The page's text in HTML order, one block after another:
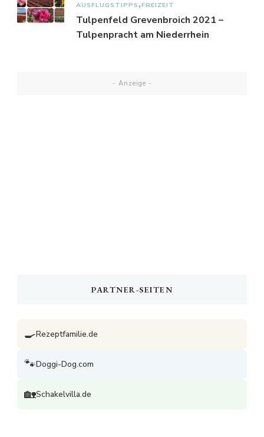
AUSFLUGSTIPPS FREIZEIT
Tulpenfeld Grevenbroich 2021 –
Tulpenpracht am Niederrhein
- Anzeige -
PARTNER-SEITEN
🍳Rezeptfamilie.de
🐾Doggi-Dog.com
🏡Schakelvilla.de